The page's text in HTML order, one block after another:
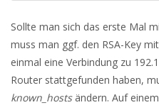
Sollte man sich das erste Mal
muss man ggf. den RSA-Key mit
einmal eine Verbindung zu
Router stattgefunden haben,
known_hostsändern. Auf